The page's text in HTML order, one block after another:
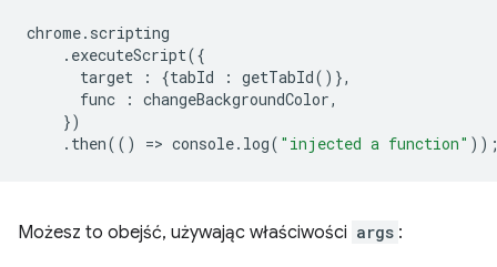
chrome. scripting
. executeScript({
target
: {tabId : getTabId()},
func
: changeBackgroundColor,
})
. then(() => console. log( "injected a function"
Możesz to obejść, używając właściwości args :